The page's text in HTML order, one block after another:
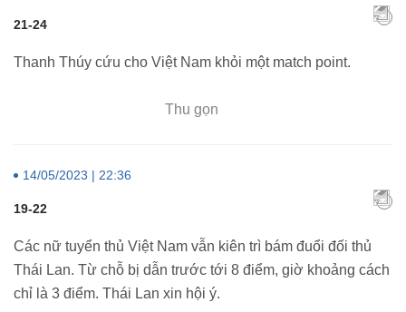
21-24
Thanh Thúy cứu cho Việt Nam khỏi một match point.
Thu gọn
14/05/2023 | 22:36
19-22
Các nữ tuyển thủ Việt Nam vẫn kiên trì bám đuổi đối thủ
Thái Lan. Từ chỗ bị dẫn trước tới 8 điểm, giờ khoảng cách
chỉ là 3 điểm. Thái Lan xin hội ý.